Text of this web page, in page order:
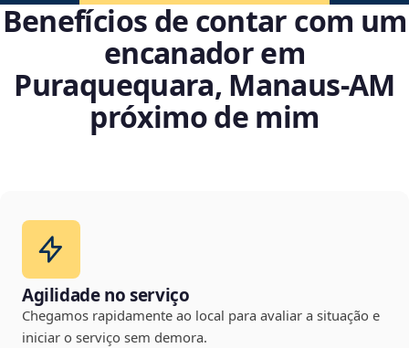
Benefícios de contar com um
encanador em
Puraquequara, Manaus‑AM
próximo de mim
Agilidade no serviço
Chegamos rapidamente ao local para avaliar a situação e
iniciar o serviço sem demora.